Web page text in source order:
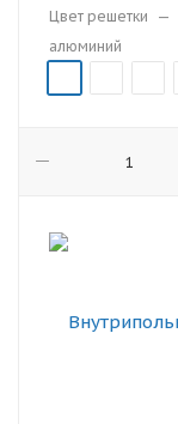
Цвет решетки —
алюминий